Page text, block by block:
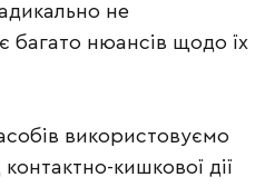
не
багато нюансів щодо їх
використовуємо
кишкової дії